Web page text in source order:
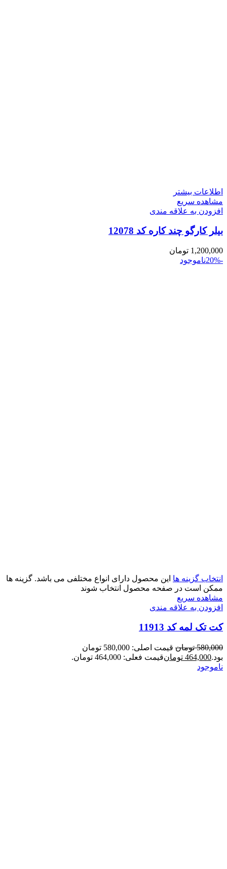
اطلاعات بیشتر
مشاهده سریع
افزودن به علاقه مندی
بیلر کارگو چند کاره کد 12078
1,200,000 تومان
-20%
ناموجود
انتخاب گزینه ها این محصول دارای انواع مختلفی می باشد. گزینه ها
ممکن است در صفحه محصول انتخاب شوند
مشاهده سریع
افزودن به علاقه مندی
کت تک لمه کد 11913
580,000 تومان
قیمت اصلی: 580,000 تومان
بود.464,000 تومانقیمت فعلی: 464,000 تومان.
ناموجود